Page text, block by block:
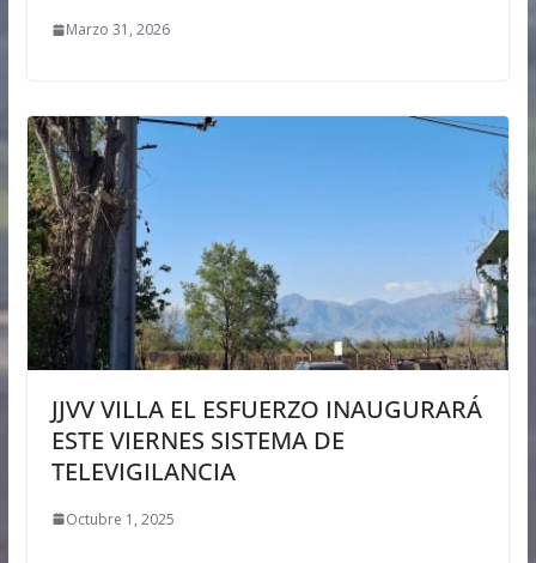
Marzo 31, 2026
JJVV VILLA EL ESFUERZO INAUGURARÁ
ESTE VIERNES SISTEMA DE
TELEVIGILANCIA
Octubre 1, 2025